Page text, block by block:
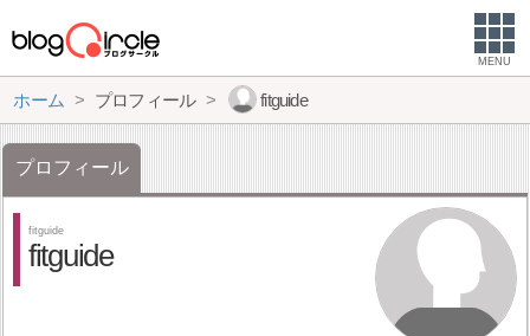
MENU
ホーム プロフィール fitguide
プロフィール
fitguide
fitguide